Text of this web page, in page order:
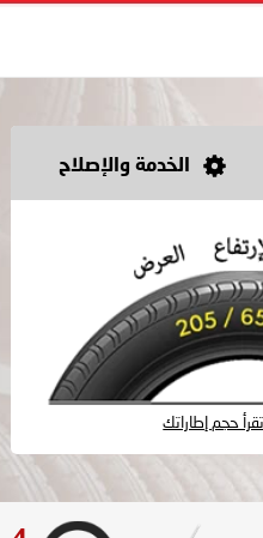
الخدمة والإصلاح
حجم إطاراتك